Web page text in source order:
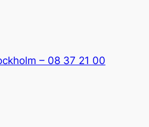
– 08 37 21 00